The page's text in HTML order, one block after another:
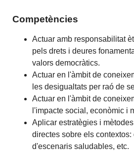
Competències
Actuar amb responsabilitat
pels drets i deures
valors democràtics.
Actuar en l'àmbit de
les desigualtats per raó de
Actuar en l'àmbit de
l'impacte social, econòmic i
Aplicar estratègies i
directes sobre els contextos:
d'escenaris saludables, etc.